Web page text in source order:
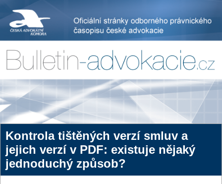
Kontrola tištěných verzí smluv a
jejich verzí v PDF: existuje nějaký
jednoduchý způsob?